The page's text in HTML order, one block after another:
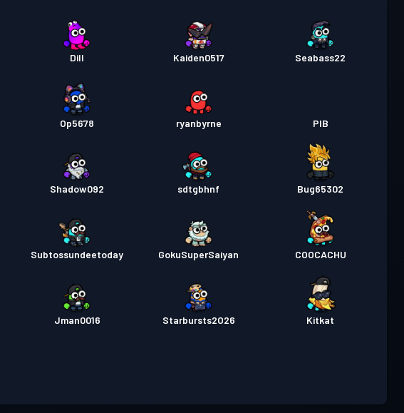
Dill Kaiden0517 Seabass22
Op5678 ryanbyrne PIB
Shadow092 sdtgbhnf Bug65302
Subtossundeetoday GokuSuperSaiyan COOCACHU
Jman0016 Starbursts2O26 Kitkat